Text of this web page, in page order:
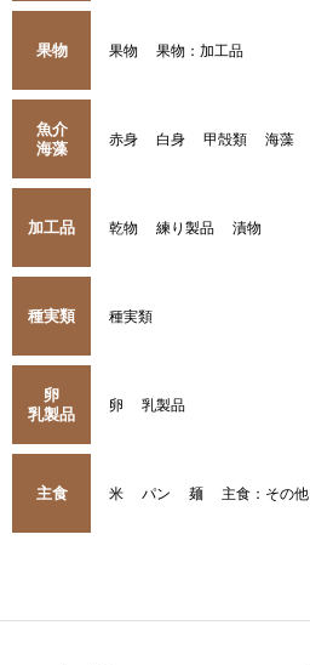
果物 果物 果物：加工品
魚介
海藻
赤身 白身 甲殻類 海藻
加工品 乾物 練り製品 漬物
種実類 種実類
卵
乳製品
卵 乳製品
主食 米 パン 麺 主食：その他